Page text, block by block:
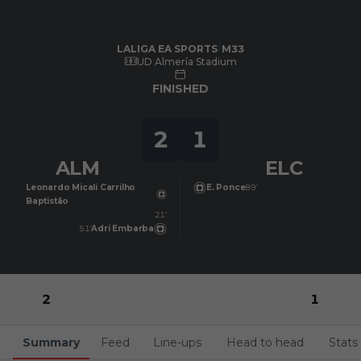
LALIGA EA SPORTS M33
UD Almería Stadium
FINISHED
ALM
2 1
ELC
21’
Leonardo Micali Carrilho
Baptistão
51’Adri Embarba
89’
E. Ponce
2 1
Summary Feed Line-ups Head to head Stats